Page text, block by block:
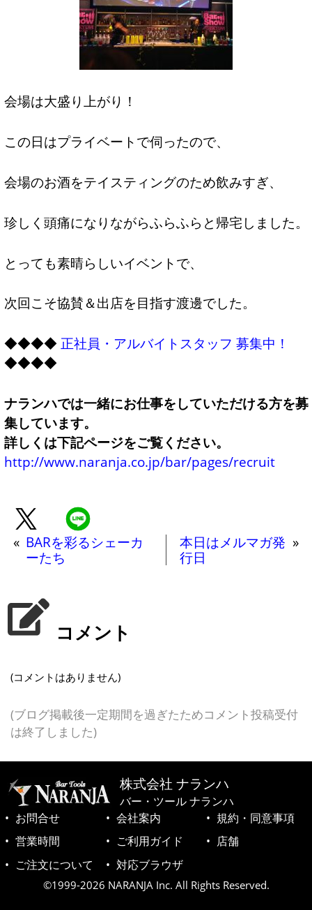
会場は大盛り上がり！
この日はプライベートで伺ったので、
会場のお酒をテイスティングのため飲みすぎ、
珍しく頭痛になりながらふらふらと帰宅しました。
とっても素晴らしいイベントで、
次回こそ協賛＆出店を目指す渡邊でした。
◆◆◆◆ 正社員・アルバイトスタッフ 募集中！
◆◆◆◆
ナランハでは一緒にお仕事をしていただける方を募
集しています。
詳しくは下記ページをご覧ください。
http://www.naranja.co.jp/bar/pages/recruit
« BARを彩るシェーカ
ーたち
本日はメルマガ発
行日
»
コメント
(コメントはありません)
(ブログ掲載後一定期間を過ぎたためコメント投稿受付
は終了しました)
株式会社 ナランハ
バー・ツール ナランハ
お問合せ
会社案内
規約・同意事項
営業時間
ご利用ガイド
店舗
ご注文について
対応ブラウザ
©1999-2026 NARANJA Inc. All Rights Reserved.